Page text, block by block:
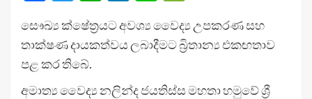
සෞඛ්‍ය ක්ෂේත්‍රයට අවශ්‍ය වෛද්‍ය උපකරණ සහ
තාක්ෂණ දායකත්වය ලබාදීමට බ්‍රිතාන්‍ය එකඟතාව
පළ කර තිබේ.
අමාත්‍ය වෛද්‍ය නලින්ද ජයතිස්ස මහතා හමුවේ ශ්‍රී